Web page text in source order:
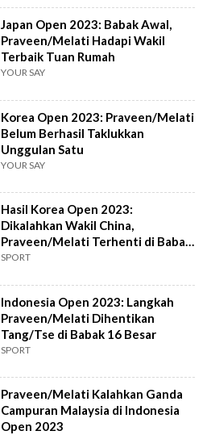
Japan Open 2023: Babak Awal,
Praveen/Melati Hadapi Wakil
Terbaik Tuan Rumah
YOUR SAY
Korea Open 2023: Praveen/Melati
Belum Berhasil Taklukkan
Unggulan Satu
YOUR SAY
Hasil Korea Open 2023:
Dikalahkan Wakil China,
Praveen/Melati Terhenti di Babak
16 Besar
SPORT
Indonesia Open 2023: Langkah
Praveen/Melati Dihentikan
Tang/Tse di Babak 16 Besar
SPORT
Praveen/Melati Kalahkan Ganda
Campuran Malaysia di Indonesia
Open 2023